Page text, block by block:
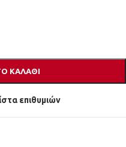
ΚΑΛΆΘΙ
επιθυμιών